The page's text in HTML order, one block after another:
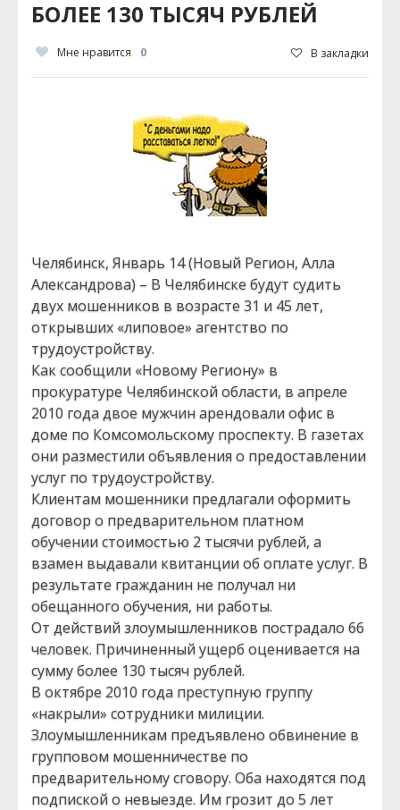
БОЛЕЕ 130 ТЫСЯЧ РУБЛЕЙ
Мне нравится 0 В закладки
Челябинск, Январь 14 (Новый Регион, Алла
Александрова) – В Челябинске будут судить
двух мошенников в возрасте 31 и 45 лет,
открывших «липовое» агентство по
трудоустройству.
Как сообщили «Новому Региону» в
прокуратуре Челябинской области, в апреле
2010 года двое мужчин арендовали офис в
доме по Комсомольскому проспекту. В газетах
они разместили объявления о предоставлении
услуг по трудоустройству.
Клиентам мошенники предлагали оформить
договор о предварительном платном
обучении стоимостью 2 тысячи рублей, а
взамен выдавали квитанции об оплате услуг. В
результате гражданин не получал ни
обещанного обучения, ни работы.
От действий злоумышленников пострадало 66
человек. Причиненный ущерб оценивается на
сумму более 130 тысяч рублей.
В октябре 2010 года преступную группу
«накрыли» сотрудники милиции.
Злоумышленникам предъявлено обвинение в
групповом мошенничестве по
предварительному сговору. Оба находятся под
подпиской о невыезде. Им грозит до 5 лет